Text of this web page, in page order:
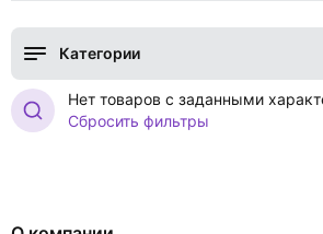
Категории
Нет товаров с заданными
Сбросить фильтры